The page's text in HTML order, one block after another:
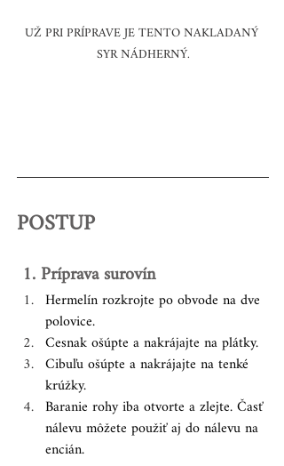
UŽ PRI PRÍPRAVE JE TENTO NAKLADANÝ
SYR NÁDHERNÝ.
POSTUP
1. Príprava surovín
Hermelín rozkrojte po obvode na dve
polovice.
Cesnak ošúpte a nakrájajte na plátky.
Cibuľu ošúpte a nakrájajte na tenké
krúžky.
Baranie rohy iba otvorte a zlejte. Časť
nálevu môžete použiť aj do nálevu na
encián.